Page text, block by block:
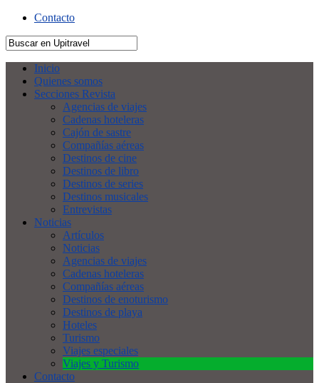
Contacto
Inicio
Quienes somos
Secciones Revista
Agencias de viajes
Cadenas hoteleras
Cajón de sastre
Compañías aéreas
Destinos de cine
Destinos de libro
Destinos de series
Destinos musicales
Entrevistas
Noticias
Artículos
Noticias
Agencias de viajes
Cadenas hoteleras
Compañías aéreas
Destinos de enoturismo
Destinos de playa
Hoteles
Turismo
Viajes especiales
Viajes y Turismo
Contacto